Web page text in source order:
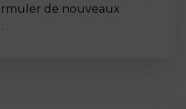
de nouveaux